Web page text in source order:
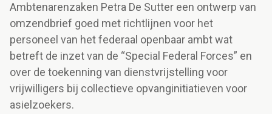
Ambtenarenzaken Petra De Sutter een ontwerp van
omzendbrief goed met richtlijnen voor het
personeel van het federaal openbaar ambt wat
betreft de inzet van de “Special Federal Forces” en
over de toekenning van dienstvrijstelling voor
vrijwilligers bij collectieve opvanginitiatieven voor
asielzoekers.